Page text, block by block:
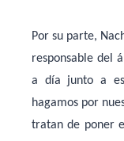
Por su parte,
responsable del
a día junto a
hagamos por
tratan de poner